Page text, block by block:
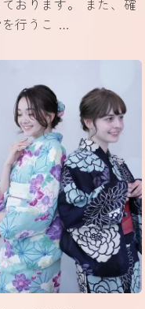
おります。 また、確
を行うこ …